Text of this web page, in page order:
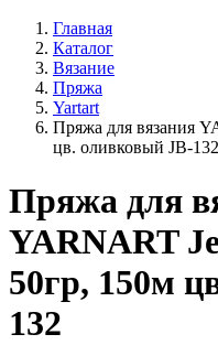
Главная
Каталог
Вязание
Пряжа
Yartart
Пряжа для вязания
цв. оливковый JB-132
Пряжа для
YARNART
50гр, 150м
132